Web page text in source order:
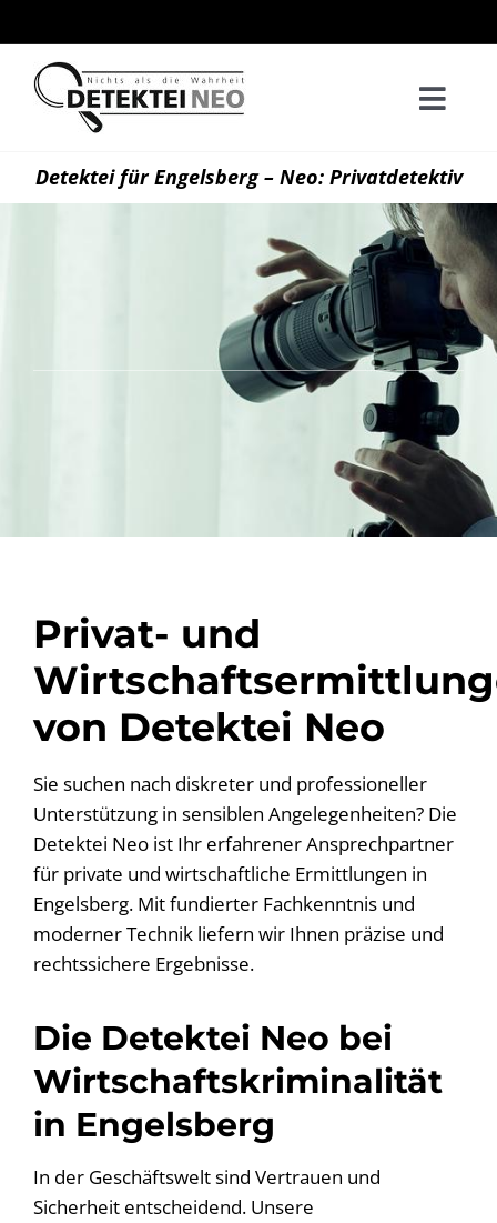
Inhalt
springen
Detektei für Engelsberg – Neo: Privatdetektiv
Privat- und
von Detektei Neo
Sie suchen nach diskreter und professioneller
Unterstützung in sensiblen Angelegenheiten? Die
Detektei Neo ist Ihr erfahrener Ansprechpartner
für private und wirtschaftliche Ermittlungen in
Engelsberg. Mit fundierter Fachkenntnis und
moderner Technik liefern wir Ihnen präzise und
rechtssichere Ergebnisse.
Die Detektei Neo bei
Wirtschaftskriminalität
in Engelsberg
In der Geschäftswelt sind Vertrauen und
Sicherheit entscheidend. Unsere